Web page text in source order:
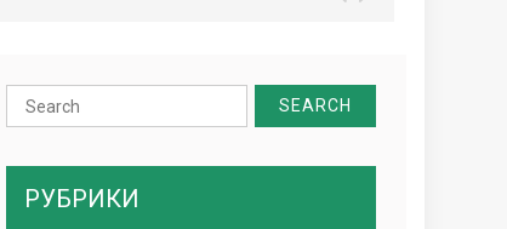
Search
for:
РУБРИКИ